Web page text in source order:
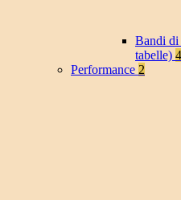
Bandi di
tabelle) 4
Performance 2